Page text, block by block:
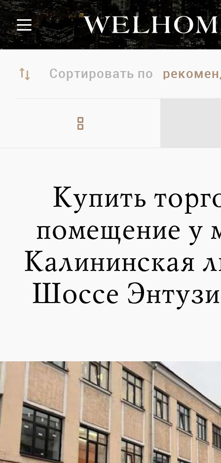
Сортировать по
Купить
помещение у
Калининская
Шоссе